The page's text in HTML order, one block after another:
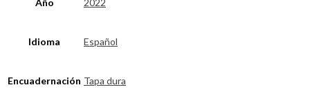
Año 2022
Idioma Español
Encuadernación Tapa dura